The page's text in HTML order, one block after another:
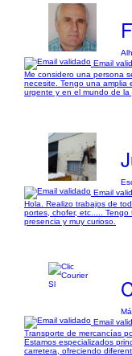
Email
Me considero una persona
necesite. Tengo una amplia
urgente y en el mundo de la
Email
Hola. Realizo trabajos de
portes, chofer, etc.....
presencia y muy curioso.
Email
Transporte de mercancías
Estamos especializados
carretera, ofreciendo